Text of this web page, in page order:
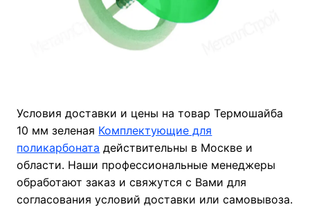
Условия доставки и цены на товар Термошайба
10 мм зеленая Комплектующие для
поликарбоната действительны в Москве и
области. Наши профессиональные менеджеры
обработают заказ и свяжутся с Вами для
согласования условий доставки или самовывоза.